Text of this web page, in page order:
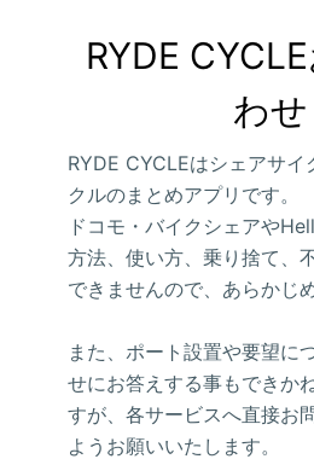
RYDE
わせ
RYDE CYCLEはシェアサイ
クルのまとめアプリです。
ドコモ・バイクシェアや
方法、使い方、乗り捨て、
できませんので、あらかじ
また、ポート設置や要望に
せにお答えする事もできか
すが、各サービスへ直接お
ようお願いいたします。